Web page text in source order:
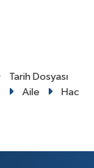
Tarih Dosyası
Aile
Hac